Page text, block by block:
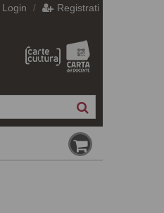
Login / Registrati